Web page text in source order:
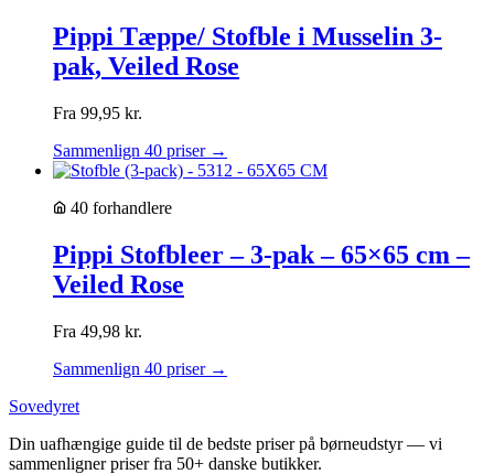
Pippi Tæppe/ Stofble i Musselin 3-
pak, Veiled Rose
Fra 99,95 kr.
Sammenlign 40 priser →
40 forhandlere
Pippi Stofbleer – 3-pak – 65×65 cm –
Veiled Rose
Fra 49,98 kr.
Sammenlign 40 priser →
Sovedyret
Din uafhængige guide til de bedste priser på børneudstyr — vi
sammenligner priser fra 50+ danske butikker.